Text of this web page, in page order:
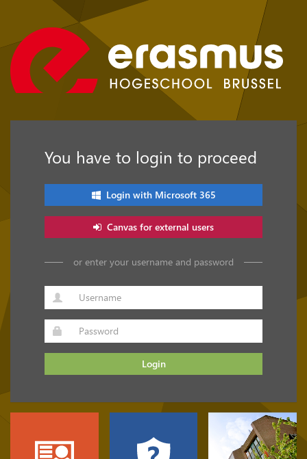
You have to login to proceed
Login with Microsoft 365
Canvas for external users
or enter your username and password
Login